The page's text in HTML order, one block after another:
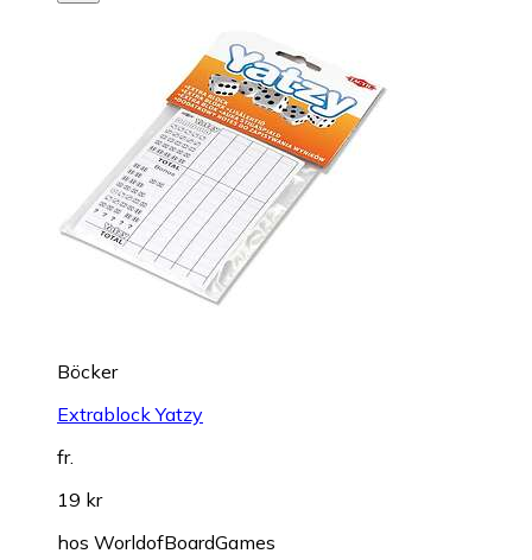
Böcker
Extrablock Yatzy
fr.
19 kr
hos WorldofBoardGames